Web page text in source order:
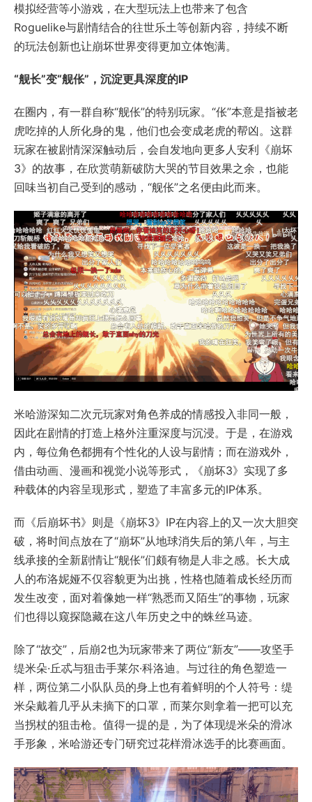
模拟经营等小游戏，在大型玩法上也带来了包含
Roguelike与剧情结合的往世乐土等创新内容，持续不断
的玩法创新也让崩坏世界变得更加立体饱满。
“舰长”变“舰伥”，沉淀更具深度的IP
在圈内，有一群自称“舰伥”的特别玩家。“伥”本意是指被老
虎吃掉的人所化身的鬼，他们也会变成老虎的帮凶。这群
玩家在被剧情深深触动后，会自发地向更多人安利《崩坏
3》的故事，在欣赏萌新破防大哭的节目效果之余，也能
回味当初自己受到的感动，“舰伥”之名便由此而来。
米哈游深知二次元玩家对角色养成的情感投入非同一般，
因此在剧情的打造上格外注重深度与沉浸。于是，在游戏
内，每位角色都拥有个性化的人设与剧情；而在游戏外，
借由动画、漫画和视觉小说等形式，《崩坏3》实现了多
种载体的内容呈现形式，塑造了丰富多元的IP体系。
而《后崩坏书》则是《崩坏3》IP在内容上的又一次大胆突
破，将时间点放在了“崩坏”从地球消失后的第八年，与主
线承接的全新剧情让“舰伥”们颇有物是人非之感。长大成
人的布洛妮娅不仅容貌更为出挑，性格也随着成长经历而
发生改变，面对着像她一样“熟悉而又陌生”的事物，玩家
们也得以窥探隐藏在这八年历史之中的蛛丝马迹。
除了“故交”，后崩2也为玩家带来了两位“新友”——攻坚手
缇米朵·丘忒与狙击手莱尔·科洛迪。与过往的角色塑造一
样，两位第二小队队员的身上也有着鲜明的个人符号：缇
米朵戴着几乎从未摘下的口罩，而莱尔则拿着一把可以充
当拐杖的狙击枪。值得一提的是，为了体现缇米朵的滑冰
手形象，米哈游还专门研究过花样滑冰选手的比赛画面。